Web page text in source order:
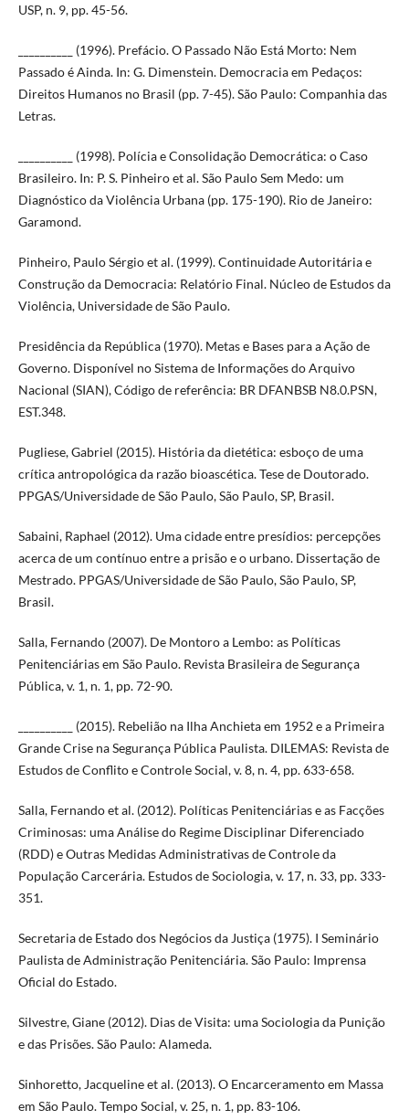
USP, n. 9, pp. 45-56.
__________ (1996). Prefácio. O Passado Não Está Morto: Nem
Passado é Ainda. In: G. Dimenstein. Democracia em Pedaços:
Direitos Humanos no Brasil (pp. 7-45). São Paulo: Companhia das
Letras.
__________ (1998). Polícia e Consolidação Democrática: o Caso
Brasileiro. In: P. S. Pinheiro et al. São Paulo Sem Medo: um
Diagnóstico da Violência Urbana (pp. 175-190). Rio de Janeiro:
Garamond.
Pinheiro, Paulo Sérgio et al. (1999). Continuidade Autoritária e
Construção da Democracia: Relatório Final. Núcleo de Estudos da
Violência, Universidade de São Paulo.
Presidência da República (1970). Metas e Bases para a Ação de
Governo. Disponível no Sistema de Informações do Arquivo
Nacional (SIAN), Código de referência: BR DFANBSB N8.0.PSN,
EST.348.
Pugliese, Gabriel (2015). História da dietética: esboço de uma
crítica antropológica da razão bioascética. Tese de Doutorado.
PPGAS/Universidade de São Paulo, São Paulo, SP, Brasil.
Sabaini, Raphael (2012). Uma cidade entre presídios: percepções
acerca de um contínuo entre a prisão e o urbano. Dissertação de
Mestrado. PPGAS/Universidade de São Paulo, São Paulo, SP,
Brasil.
Salla, Fernando (2007). De Montoro a Lembo: as Políticas
Penitenciárias em São Paulo. Revista Brasileira de Segurança
Pública, v. 1, n. 1, pp. 72-90.
__________ (2015). Rebelião na Ilha Anchieta em 1952 e a Primeira
Grande Crise na Segurança Pública Paulista. DILEMAS: Revista de
Estudos de Conflito e Controle Social, v. 8, n. 4, pp. 633-658.
Salla, Fernando et al. (2012). Políticas Penitenciárias e as Facções
Criminosas: uma Análise do Regime Disciplinar Diferenciado
(RDD) e Outras Medidas Administrativas de Controle da
População Carcerária. Estudos de Sociologia, v. 17, n. 33, pp. 333-
351.
Secretaria de Estado dos Negócios da Justiça (1975). I Seminário
Paulista de Administração Penitenciária. São Paulo: Imprensa
Oficial do Estado.
Silvestre, Giane (2012). Dias de Visita: uma Sociologia da Punição
e das Prisões. São Paulo: Alameda.
Sinhoretto, Jacqueline et al. (2013). O Encarceramento em Massa
em São Paulo. Tempo Social, v. 25, n. 1, pp. 83-106.